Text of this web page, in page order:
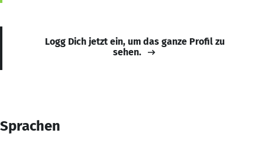
Logg Dich jetzt ein, um das ganze Profil zu
sehen.
Sprachen